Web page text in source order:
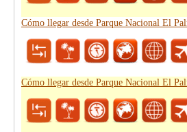
Cómo llegar desde Parque Nacional El
Cómo llegar desde Parque Nacional El